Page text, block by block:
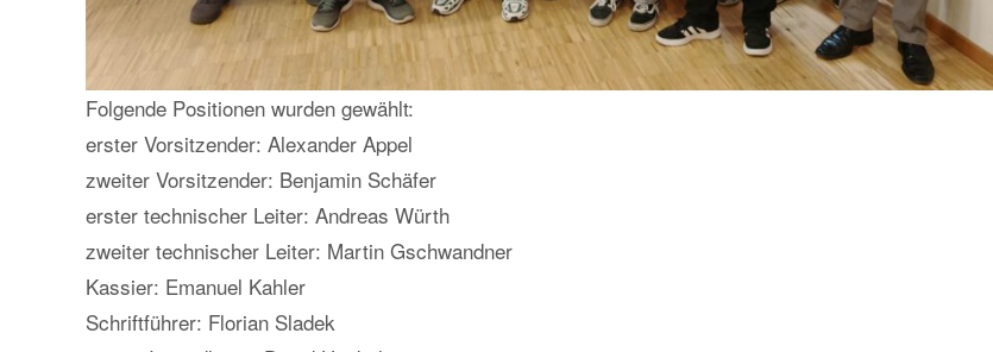
Folgende Positionen wurden gewählt:
erster Vorsitzender: Alexander Appel
zweiter Vorsitzender: Benjamin Schäfer
erster technischer Leiter: Andreas Würth
zweiter technischer Leiter: Martin Gschwandner
Kassier: Emanuel Kahler
Schriftführer: Florian Sladek